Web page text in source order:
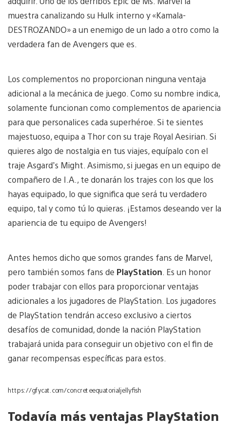
muestra canalizando su Hulk interno y «Kamala-
DESTROZANDO» a un enemigo de un lado a otro como la
verdadera fan de Avengers que es.
Los complementos no proporcionan ninguna ventaja
adicional a la mecánica de juego. Como su nombre indica,
solamente funcionan como complementos de apariencia
para que personalices cada superhéroe. Si te sientes
majestuoso, equipa a Thor con su traje Royal Aesirian. Si
quieres algo de nostalgia en tus viajes, equípalo con el
traje Asgard’s Might. Asimismo, si juegas en un equipo de
compañero de I.A., te donarán los trajes con los que los
hayas equipado, lo que significa que será tu verdadero
equipo, tal y como tú lo quieras. ¡Estamos deseando ver la
apariencia de tu equipo de Avengers!
Antes hemos dicho que somos grandes fans de Marvel,
pero también somos fans de PlayStation. Es un honor
poder trabajar con ellos para proporcionar ventajas
adicionales a los jugadores de PlayStation. Los jugadores
de PlayStation tendrán acceso exclusivo a ciertos
desafíos de comunidad, donde la nación PlayStation
trabajará unida para conseguir un objetivo con el fin de
ganar recompensas específicas para estos.
https://gfycat.com/concreteequatorialjellyfish
Todavía más ventajas PlayStation